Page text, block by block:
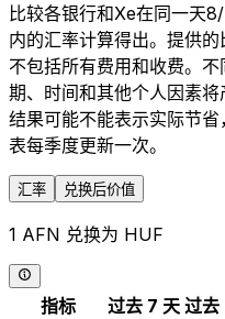
比较各银行和Xe在同一天
内的汇率计算得出。提供
不包括所有费用和收费。
期、时间和其他个人因素
结果可能不能表示实际节
表每季度更新一次。
汇率 兑换后价值
1 AFN 兑换为 HUF
指标 过去 7 天 过去